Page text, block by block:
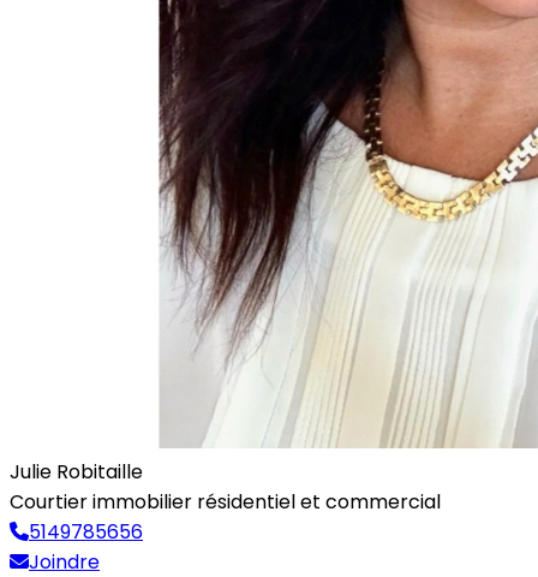
Julie Robitaille
Courtier immobilier résidentiel et commercial
5149785656
Joindre